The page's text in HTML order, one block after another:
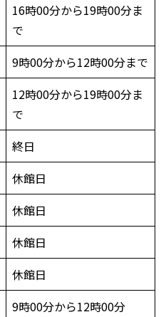
16時00分から19時00分ま
で
9時00分から12時00分まで
12時00分から19時00分ま
で
終日
休館日
休館日
休館日
休館日
9時00分から12時00分